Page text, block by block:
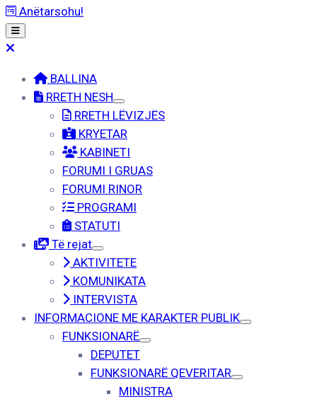
Anëtarsohu!
BALLINA
RRETH NESH
RRETH LËVIZJËS
KRYETAR
KABINETI
FORUMI I GRUAS
FORUMI RINOR
PROGRAMI
STATUTI
Të rejat
AKTIVITETE
KOMUNIKATA
INTERVISTA
INFORMACIONE ME KARAKTER PUBLIK
FUNKSIONARË
DEPUTET
FUNKSIONARË QEVERITAR
MINISTRA